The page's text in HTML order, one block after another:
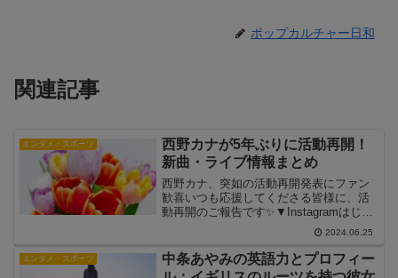
ポップカルチャー日和
関連記事
エンタメ・スポーツ
西野カナが5年ぶりに活動再開！
新曲・ライブ情報まとめ
西野カナ、突如の活動再開発表にファン
歓喜いつも応援してくださる皆様に、活
動再開のご報告です✨▼Instagramはじめ
ました🍜▼詳細はこちら西野カナ
pic.twitter.com/XUf7FCMdEV— 西野カナ
(@kanayanoff...
2024.06.25
エンタメ・スポーツ
中条あやみの英語力とプロフィー